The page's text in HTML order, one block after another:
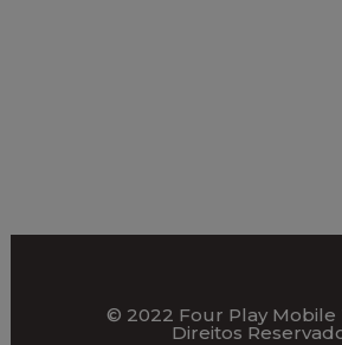
© 2022 Four Play Mobile
Direitos